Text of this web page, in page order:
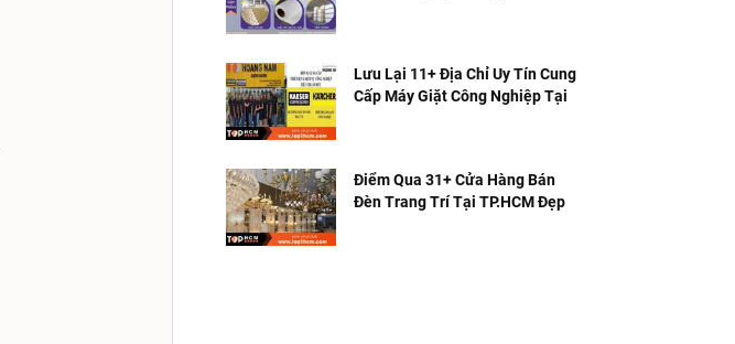
Lưu Lại 11+ Địa Chỉ Uy Tín Cung
Cấp Máy Giặt Công Nghiệp Tại
Điểm Qua 31+ Cửa Hàng Bán
Đèn Trang Trí Tại TP.HCM Đẹp &